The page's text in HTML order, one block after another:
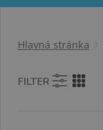
Hlavná stránka
FILTER